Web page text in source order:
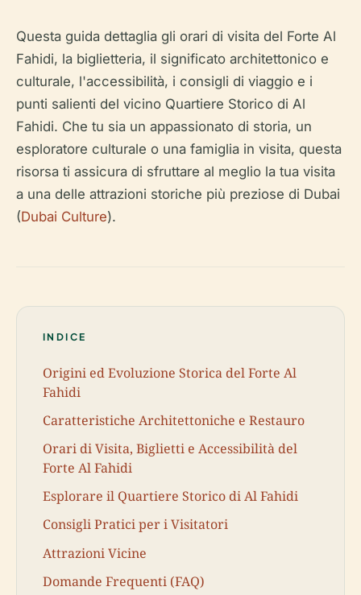
Questa guida dettaglia gli orari di visita del Forte Al
Fahidi, la biglietteria, il significato architettonico e
culturale, l'accessibilità, i consigli di viaggio e i
punti salienti del vicino Quartiere Storico di Al
Fahidi. Che tu sia un appassionato di storia, un
esploratore culturale o una famiglia in visita, questa
risorsa ti assicura di sfruttare al meglio la tua visita
a una delle attrazioni storiche più preziose di Dubai
(Dubai Culture).
INDICE
Origini ed Evoluzione Storica del Forte Al
Fahidi
Caratteristiche Architettoniche e Restauro
Orari di Visita, Biglietti e Accessibilità del
Forte Al Fahidi
Esplorare il Quartiere Storico di Al Fahidi
Consigli Pratici per i Visitatori
Attrazioni Vicine
Domande Frequenti (FAQ)